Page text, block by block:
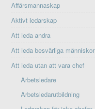
Affärsmannaskap
Aktivt ledarskap
Att leda andra
Att leda besvärliga människor
Att leda utan att vara chef
Arbetsledare
Arbetsledarutbildning